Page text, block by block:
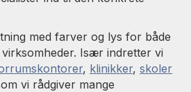
med farver og lys for både
Især indretter vi
, klinikker, skoler
vi rådgiver mange